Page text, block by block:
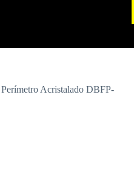
Acristalado DBFP-